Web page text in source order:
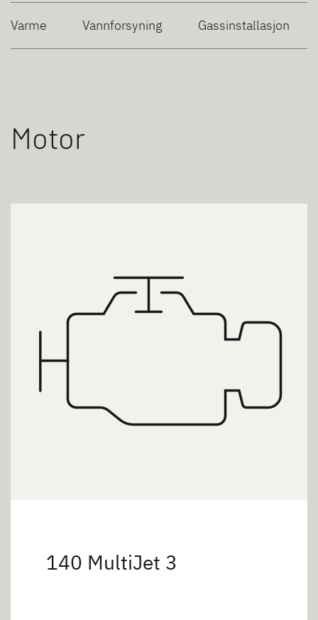
Varme Vannforsyning Gassinstallasjon
Motor
140 MultiJet 3